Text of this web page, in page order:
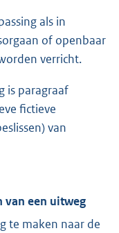
als in
of openbaar
verricht.
is paragraaf
fictieve
van
van een uitweg
te maken naar de